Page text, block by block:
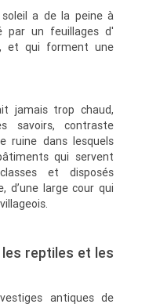
a de la peine à
par un feuillages d'
et qui forment une
jamais trop chaud,
savoirs, contraste
ruine dans lesquels
qui servent
et disposés
d’une large cour qui
reptiles et les
antiques de